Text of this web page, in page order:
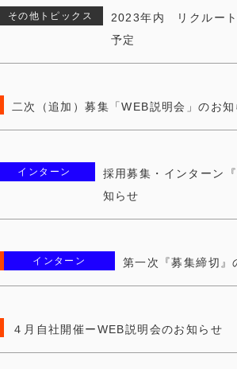
その他トピックス
2023年内 リクルート
予定
二次（追加）募集「WEB説明会」のお知
インターン
採用募集・インターン
知らせ
インターン 第一次『募集締切』
４月自社開催ーWEB説明会のお知らせ